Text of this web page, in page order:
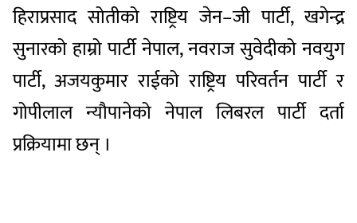
हिराप्रसाद सोतीको राष्ट्रिय जेन–जी पार्टी, खगेन्द्र
सुनारको हाम्रो पार्टी नेपाल, नवराज सुवेदीको नवयुग
पार्टी, अजयकुमार राईको राष्ट्रिय परिवर्तन पार्टी र
गोपीलाल न्यौपानेको नेपाल लिबरल पार्टी दर्ता
प्रक्रियामा छन् ।